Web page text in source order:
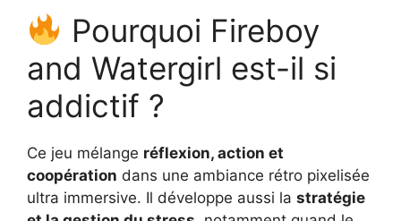
Pourquoi Fireboy
and Watergirl est-il si
addictif ?
Ce jeu mélange réflexion, action et
coopération dans une ambiance rétro pixelisée
ultra immersive. Il développe aussi la stratégie